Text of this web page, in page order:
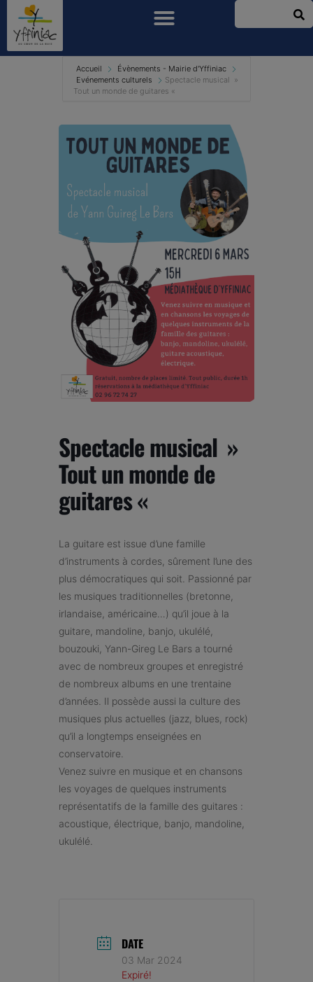
Accueil
Évènements - Mairie d'Yffiniac
Evénements culturels
Spectacle musical »
Tout un monde de guitares «
Spectacle musical »
Tout un monde de
guitares «
La guitare est issue d’une famille
d’instruments à cordes, sûrement l’une des
plus démocratiques qui soit. Passionné par
les musiques traditionnelles (bretonne,
irlandaise, américaine…) qu’il joue à la
guitare, mandoline, banjo, ukulélé,
bouzouki, Yann-Gireg Le Bars a tourné
avec de nombreux groupes et enregistré
de nombreux albums en une trentaine
d’années. Il possède aussi la culture des
musiques plus actuelles (jazz, blues, rock)
qu’il a longtemps enseignées en
conservatoire.
Venez suivre en musique et en chansons
les voyages de quelques instruments
représentatifs de la famille des guitares :
acoustique, électrique, banjo, mandoline,
ukulélé.
DATE
03 Mar 2024
Expiré!